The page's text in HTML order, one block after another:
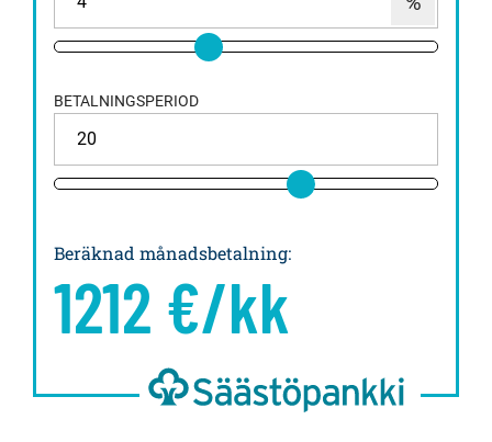
BETALNINGSPERIOD
Beräknad månadsbetalning:
1212 €/kk